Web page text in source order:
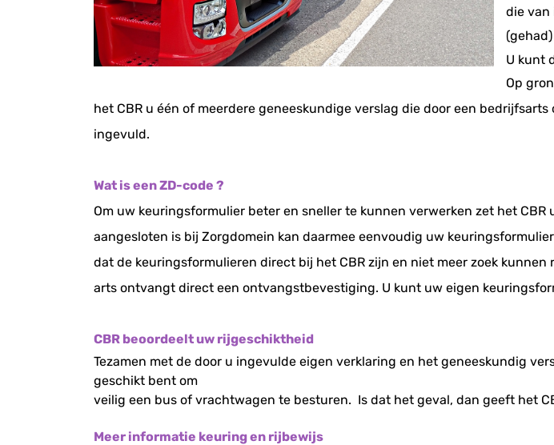
die van
U kunt
Op
het CBR u één of meerdere geneeskundige verslag die door een
ingevuld.
Wat is een ZD-code ?
Om uw keuringsformulier beter en sneller te kunnen verwerken zet het
aangesloten is bij Zorgdomein kan daarmee eenvoudig uw
dat de keuringsformulieren direct bij het CBR zijn en niet meer zoek
arts ontvangt direct een ontvangstbevestiging. U kunt uw eigen
CBR beoordeelt uw rijgeschiktheid
Tezamen met de door u ingevulde eigen verklaring en het geneeskundig
geschikt bent om
veilig een bus of vrachtwagen te besturen. Is dat het geval, dan geeft het
Meer informatie keuring en rijbewijs